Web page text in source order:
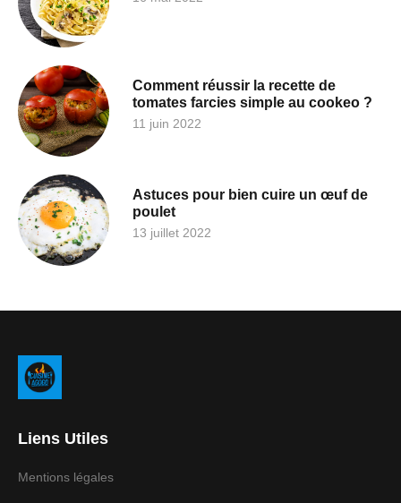
Comment réussir la recette de
tomates farcies simple au cookeo ?
11 juin 2022
Astuces pour bien cuire un œuf de
poulet
13 juillet 2022
Liens Utiles
Mentions légales